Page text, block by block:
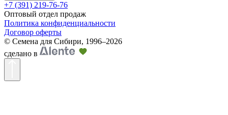
+7 (391) 219-76-76
Оптовый отдел продаж
Политика конфиденциальности
Договор оферты
© Семена для Сибири, 1996–2026
сделано в